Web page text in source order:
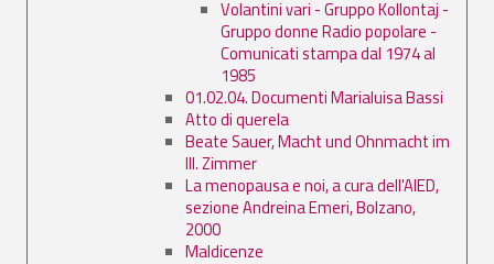
Volantini vari - Gruppo Kollontaj -
Gruppo donne Radio popolare -
Comunicati stampa dal 1974 al
1985
01.02.04. Documenti Marialuisa Bassi
Atto di querela
Beate Sauer, Macht und Ohnmacht im
III. Zimmer
La menopausa e noi, a cura dell'AIED,
sezione Andreina Emeri, Bolzano,
2000
Maldicenze